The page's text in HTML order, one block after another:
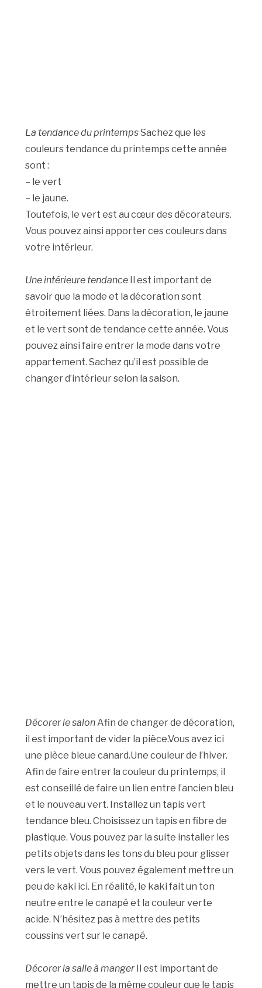
La tendance du printempsSachez que les
couleurs tendance du printemps cette année
sont :
– le vert
– le jaune.
Toutefois, le vert est au cœur des décorateurs.
Vous pouvez ainsi apporter ces couleurs dans
votre intérieur.
Une intérieure tendance Il est important de
savoir que la mode et la décoration sont
étroitement liées. Dans la décoration, le jaune
et le vert sont de tendance cette année. Vous
pouvez ainsi faire entrer la mode dans votre
appartement. Sachez qu’il est possible de
changer d’intérieur selon la saison.
Décorer le salonAfin de changer de décoration,
il est important de vider la pièce.Vous avez ici
une pièce bleue canard.Une couleur de l’hiver.
Afin de faire entrer la couleur du printemps, il
est conseillé de faire un lien entre l’ancien bleu
et le nouveau vert. Installez un tapis vert
tendance bleu. Choisissez un tapis en fibre de
plastique. Vous pouvez par la suite installer les
petits objets dans les tons du bleu pour glisser
vers le vert. Vous pouvez également mettre un
peu de kaki ici. En réalité, le kaki fait un ton
neutre entre le canapé et la couleur verte
acide. N’hésitez pas à mettre des petits
coussins vert sur le canapé.
Décorer la salle à mangerIl est important de
mettre un tapis de la même couleur que le tapis